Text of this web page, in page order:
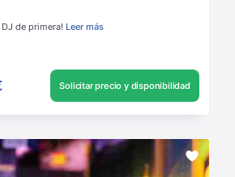
DJ de primera! Leer más
Solicitar precio y disponibilidad